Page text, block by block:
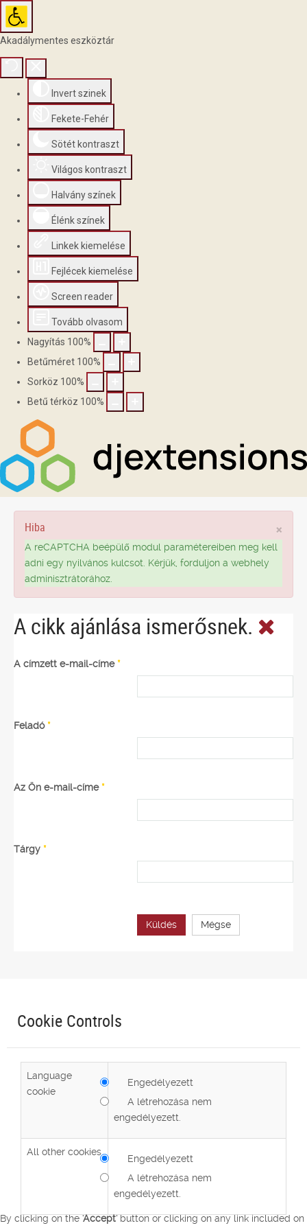
Akadálymentes eszköztár
Invert szinek
Fekete-Fehér
Sötét kontraszt
Világos kontraszt
Halvány színek
Élénk színek
Linkek kiemelése
Fejlécek kiemelése
Screen reader
Tovább olvasom
Nagyítás 100%
Betűméret 100%
Sorköz 100%
Betű térköz 100%
×
Hiba
A reCAPTCHA beépülő modul paramétereiben meg kell
adni egy nyilvános kulcsot. Kérjük, forduljon a webhely
adminisztrátorához.
A cikk ajánlása ismerősnek.
A címzett e-mail-címe*
Feladó*
Az Ön e-mail-címe*
Tárgy *
Küldés Mégse
By clicking on the'Accept'button or clicking on any link included on
Cookie Controls
Language
cookie
Engedélyezett
A létrehozása nem
engedélyezett.
All other cookies
Engedélyezett
A létrehozása nem
engedélyezett.